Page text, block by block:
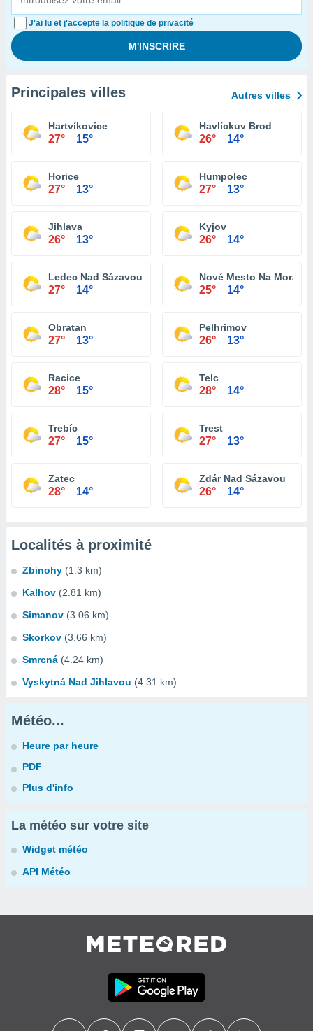
J'ai lu et j'accepte la politique de privacité
Principales villes Autres villes
Hartvíkovice
27° 15°
Havlíckuv Brod
26° 14°
Horice
27° 13°
Humpolec
27° 13°
Jihlava
26° 13°
Kyjov
26° 14°
Ledec Nad Sázavou
27° 14°
Nové Mesto Na Morave
25° 14°
Obratan
27° 13°
Pelhrimov
26° 13°
Racice
28° 15°
Telc
28° 14°
Trebíc
27° 15°
Trest
27° 13°
Zatec
28° 14°
Zdár Nad Sázavou
26° 14°
Localités à proximité
Zbinohy (1.3 km)
Kalhov (2.81 km)
Simanov (3.06 km)
Skorkov (3.66 km)
Smrcná (4.24 km)
Vyskytná Nad Jihlavou (4.31 km)
Météo...
Heure par heure
PDF
Plus d'info
La météo sur votre site
Widget météo
API Météo